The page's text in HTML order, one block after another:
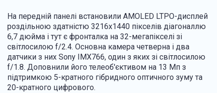
На передній панелі встановили AMOLED LTPO-дисплей
роздільною здатністю 3216х1440 пікселів діагоналлю
6,7 дюйма і тут є фронталка на 32-мегапікселі зі
світлосилою f/2.4. Основна камера четверна і два
датчики з них Sony IMX766, один з яких зі світлосилою
f/1.8. Доповнили його телеоб'єктивом на 13 Мп з
підтримкою 5-кратного гібридного оптичного зуму та
20-кратного цифрового.